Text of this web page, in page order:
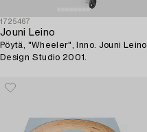
1725467
Jouni Leino
Pöytä, "Wheeler", Inno. Jouni Leino
Design Studio 2001.